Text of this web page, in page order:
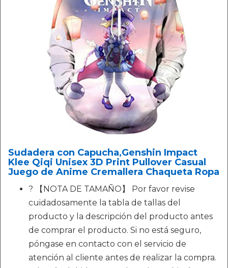
Sudadera con Capucha,Genshin Impact
Klee Qiqi Unisex 3D Print Pullover Casual
Juego de Anime Cremallera Chaqueta Ropa
? 【NOTA DE TAMAÑO】 Por favor revise
cuidadosamente la tabla de tallas del
producto y la descripción del producto antes
de comprar el producto. Si no está seguro,
póngase en contacto con el servicio de
atención al cliente antes de realizar la compra.